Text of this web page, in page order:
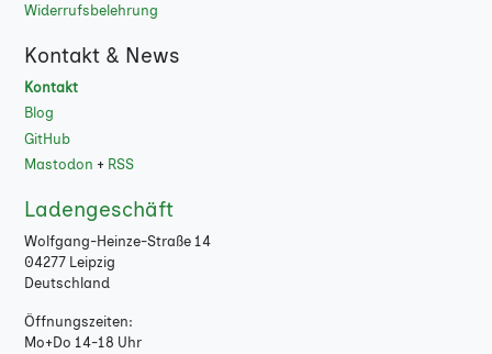
Widerrufsbelehrung
Kontakt & News
Kontakt
Blog
GitHub
Mastodon + RSS
Ladengeschäft
Wolfgang-Heinze-Straße 14
04277 Leipzig
Deutschland
Öffnungszeiten:
Mo+Do 14-18 Uhr